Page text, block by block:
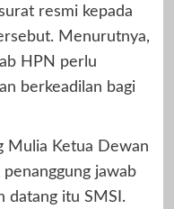
resmi kepada
Menurutnya,
HPN perlu
berkeadilan bagi
Mulia Ketua Dewan
jawab
datang itu SMSI.